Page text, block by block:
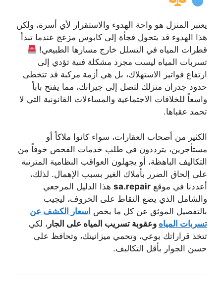
يعتبر المنزل هو واحة الهدوء والاستقرار لأي أسرة، ولكن
هذا الهدوء قد يتحول فجأة إلى كابوس مزعج عندما تبدأ
قطرات المياه في التسلل خارج مسارها الطبيعي!
تسربات المياه ليست مجرد مشكلة فنية تؤدي إلى
ارتفاع فواتير الاستهلاك، بل هي أزمة مركبة قد تتخطى
حدود جدران منزلك لتصل إلى جيرانك، مما يفتح باباً
واسعاً للخلافات الاجتماعية والمساءلات القانونية التي لا
تحمد عقباها.
الكثير من أصحاب العقارات، سواء كانوا ملاكاً أو
مستأجرين، يترددون في طلب خدمات الفحص خوفاً من
التكاليف الباهظة، أو يجهلون العواقب النظامية المترتبة
على إلحاق الضرر بأملاك الغير بسبب الإهمال. لذلك،
أعددنا في موقع sa.repair هذا الدليل المرجعي
والشامل الذي يضع النقاط على الحروف، ليجيب
بالتفصيل الموثق عن كل ما يخص اسعار الكشف عن
تسربات المياه وعقوبة تسريب المياه على الجار ، لكي
تتخذ قراراتك بوعي، وتحمي ميزانيتك، وتحافظ على
حسن الجوار بأقل التكاليف.